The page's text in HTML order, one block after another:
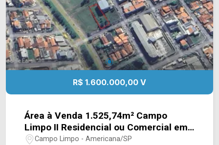
R$ 1.600.000,00 V
Área à Venda 1.525,74m² Campo
Limpo II Residencial ou Comercial em
Americana-SP.
Campo Limpo - Americana/SP